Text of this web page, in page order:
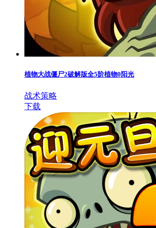
植物大战僵尸2破解版全5阶植物0阳光
战术策略
下载